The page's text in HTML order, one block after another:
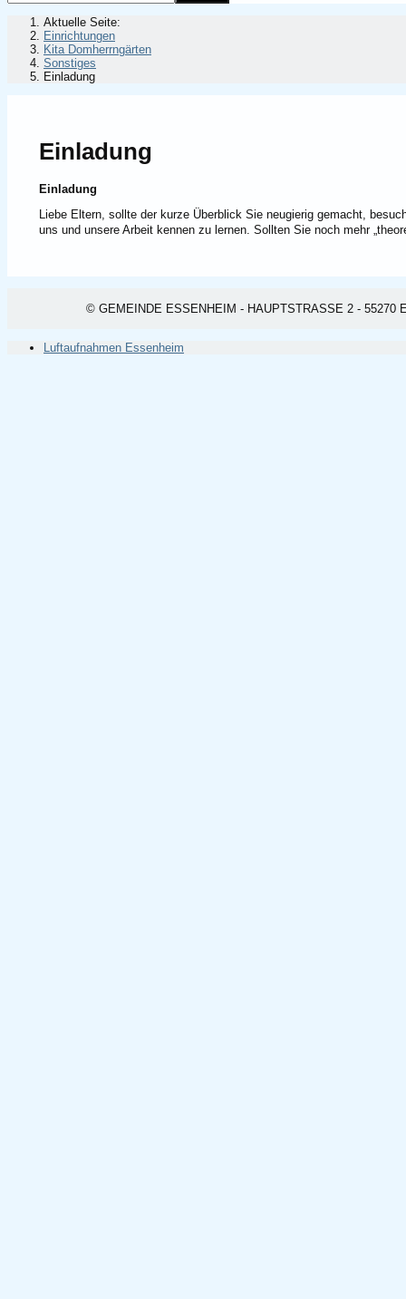
Aktuelle Seite:
Einrichtungen
Kita Domherrngärten
Sonstiges
Einladung
Einladung
Einladung
Liebe Eltern, sollte der kurze Überblick Sie neugierig gemacht,
uns und unsere Arbeit kennen zu lernen. Sollten Sie noch mehr
© GEMEINDE ESSENHEIM - HAUPTSTRASSE 2 - 55270
Luftaufnahmen Essenheim